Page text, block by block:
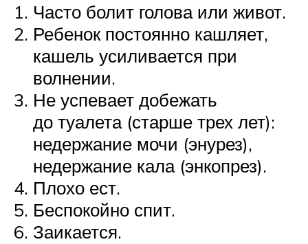
Часто болит голова или живот.
Ребенок постоянно кашляет,
кашель усиливается при
волнении.
Не успевает добежать
до туалета (старше трех лет):
недержание мочи (энурез),
недержание кала (энкопрез).
Плохо ест.
Беспокойно спит.
Заикается.